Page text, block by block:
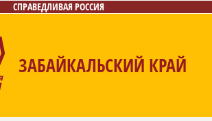
СПРАВЕДЛИВАЯ РОССИЯ
ЗАБАЙКАЛЬСКИЙ КРАЙ